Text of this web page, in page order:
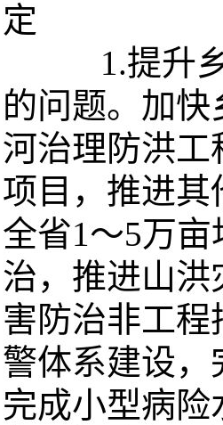
定
1.提升乡
的问题。加
河治理防洪
项目，推进
全省1～5万
治，推进山
害防治非工
警体系建设
完成小型病